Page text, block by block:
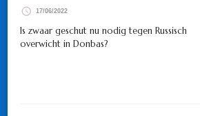
17/06/2022
Is zwaar geschut nu nodig tegen Russisch
overwicht in Donbas?